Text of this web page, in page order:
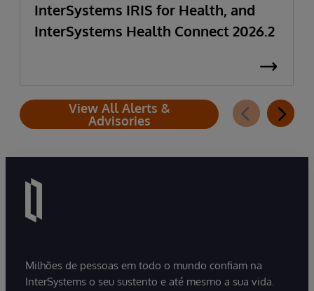
InterSystems IRIS for Health, and
InterSystems Health Connect 2026.2
View All Alerts &
Advisories
Milhões de pessoas em todo o mundo confiam na
InterSystems o seu sustento e até mesmo a sua vida.